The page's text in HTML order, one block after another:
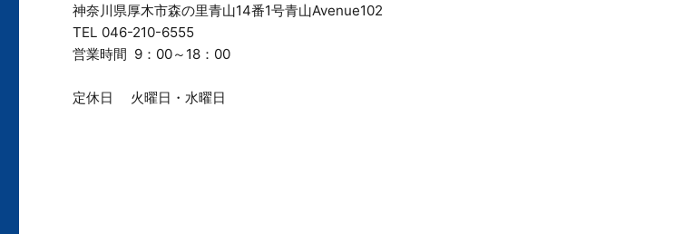
神奈川県厚木市森の里青山14番1号青山Avenue102
TEL 046-210-6555
営業時間 9：00～18：00
定休日 火曜日・水曜日